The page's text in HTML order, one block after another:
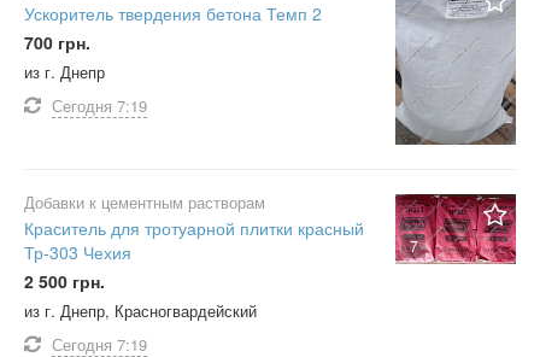
Ускоритель твердения бетона Темп 2
700 грн.
из г. Днепр
Сегодня 7:19
7
Добавки к цементным растворам
Краситель для тротуарной плитки красный
Тр-303 Чехия
2 500 грн.
из г. Днепр, Красногвардейский
Сегодня 7:19